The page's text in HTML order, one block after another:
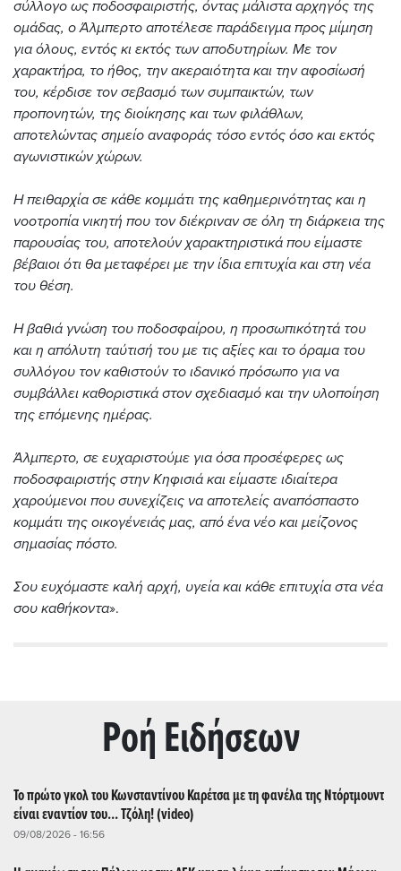
σύλλογο ως ποδοσφαιριστής, όντας μάλιστα αρχηγός της
ομάδας, ο Άλμπερτο αποτέλεσε παράδειγμα προς μίμηση
για όλους, εντός κι εκτός των αποδυτηρίων. Με τον
χαρακτήρα, το ήθος, την ακεραιότητα και την αφοσίωσή
του, κέρδισε τον σεβασμό των συμπαικτών, των
προπονητών, της διοίκησης και των φιλάθλων,
αποτελώντας σημείο αναφοράς τόσο εντός όσο και εκτός
αγωνιστικών χώρων.
Η πειθαρχία σε κάθε κομμάτι της καθημερινότητας και η
νοοτροπία νικητή που τον διέκριναν σε όλη τη διάρκεια της
παρουσίας του, αποτελούν χαρακτηριστικά που είμαστε
βέβαιοι ότι θα μεταφέρει με την ίδια επιτυχία και στη νέα
του θέση.
Η βαθιά γνώση του ποδοσφαίρου, η προσωπικότητά του
και η απόλυτη ταύτισή του με τις αξίες και το όραμα του
συλλόγου τον καθιστούν το ιδανικό πρόσωπο για να
συμβάλλει καθοριστικά στον σχεδιασμό και την υλοποίηση
της επόμενης ημέρας.
Άλμπερτο, σε ευχαριστούμε για όσα προσέφερες ως
ποδοσφαιριστής στην Κηφισιά και είμαστε ιδιαίτερα
χαρούμενοι που συνεχίζεις να αποτελείς αναπόσπαστο
κομμάτι της οικογένειάς μας, από ένα νέο και μείζονος
σημασίας πόστο.
Σου ευχόμαστε καλή αρχή, υγεία και κάθε επιτυχία στα νέα
σου καθήκοντα».
Ρoή Ειδήσεων
Το πρώτο γκολ του Κωνσταντίνου Καρέτσα με τη φανέλα της Ντόρτμουντ
είναι εναντίον του... Τζόλη! (video)
09/08/2026 - 16:56